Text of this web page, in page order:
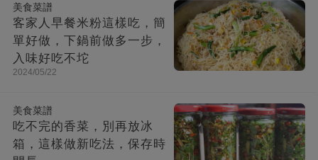
美食菜譜
客家人早餐米粉這樣吃，簡
單好做，下鍋前做多一步，
入味好吃不坨
2024/05/22
美食菜譜
吃不完的香菜，別再放冰
箱，這樣做新吃法，保存時